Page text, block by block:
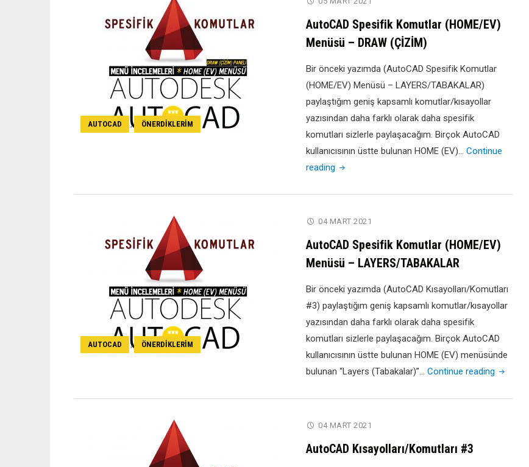
Google
Uydu
Ekleme"
AUTOCAD , ÖNERDIKLERIM
AutoCAD Spesifik Komutlar (HOME/EV)
Menüsü – DRAW (ÇİZİM)
Bir önceki yazımda (AutoCAD Spesifik Komutlar
(HOME/EV) Menüsü – LAYERS/TABAKALAR)
paylaştığım geniş kapsamlı komutlar/kısayollar
yazısından daha farklı olarak daha spesifik
komutları sizlerle paylaşacağım. Birçok AutoCAD
kullanıcısının üstte bulunan HOME (EV)… Continue
reading "AutoCAD
(HOME/EV)
–
DRAW
AUTOCAD , ÖNERDIKLERIM
04 MART 2021
AutoCAD Spesifik Komutlar (HOME/EV)
Menüsü – LAYERS/TABAKALAR
Bir önceki yazımda (AutoCAD Kısayolları/Komutları
#3) paylaştığım geniş kapsamlı komutlar/kısayollar
yazısından daha farklı olarak daha spesifik
komutları sizlerle paylaşacağım. Birçok AutoCAD
kullanıcısının üstte bulunan HOME (EV) menüsünde
bulunan “Layers (Tabakalar)”… Continue reading "AutoCAD
04 MART 2021
AutoCAD Kısayolları/Komutları #3